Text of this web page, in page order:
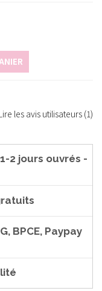
les avis utilisateurs (1)
2 jours ouvrés -
BPCE, Paypay